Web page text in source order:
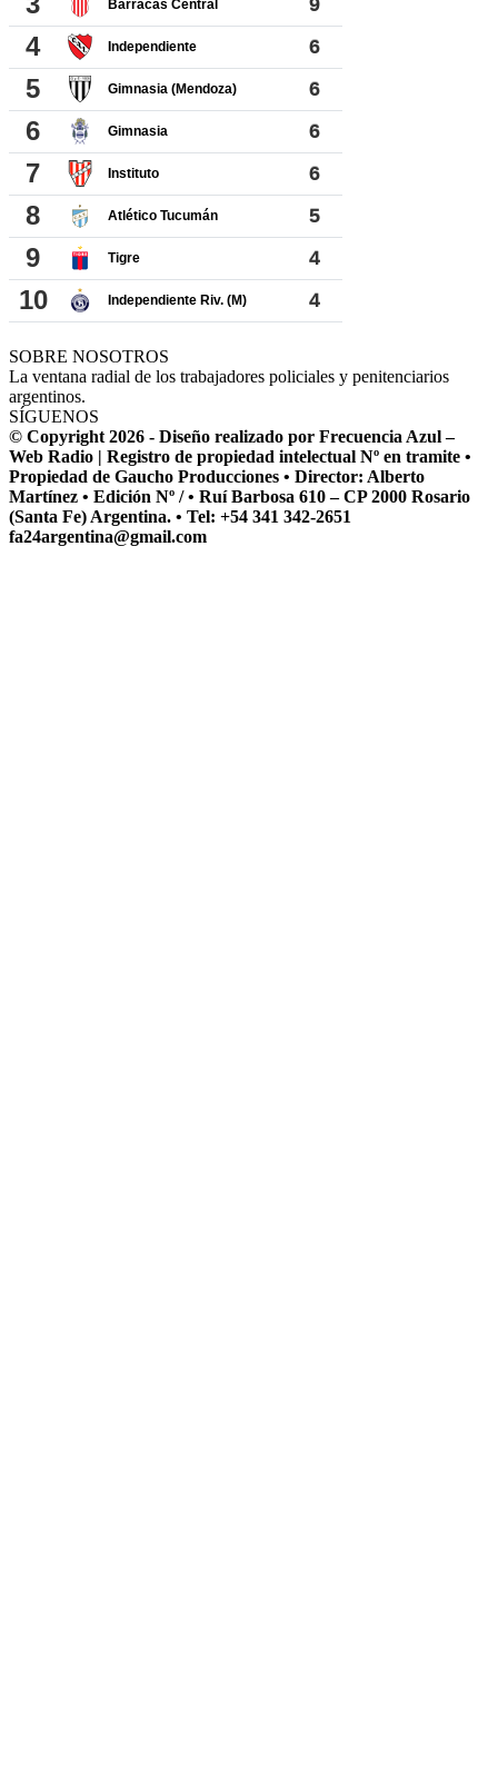
SOBRE NOSOTROS
La ventana radial de los trabajadores policiales y penitenciarios
argentinos.
SÍGUENOS
© Copyright 2026 - Diseño realizado por Frecuencia Azul –
Web Radio | Registro de propiedad intelectual Nº en tramite •
Propiedad de Gaucho Producciones • Director: Alberto
Martínez • Edición Nº / • Ruí Barbosa 610 – CP 2000 Rosario
(Santa Fe) Argentina. • Tel: +54 341 342-2651
fa24argentina@gmail.com